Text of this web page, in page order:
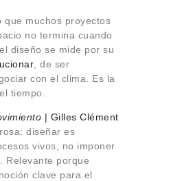
que muchos proyectos
no termina cuando
diseño se mide por su
, de ser
con el clima. Es la
tiempo.
| Gilles Clément
diseñar es
vivos, no imponer
Relevante porque
clave para el